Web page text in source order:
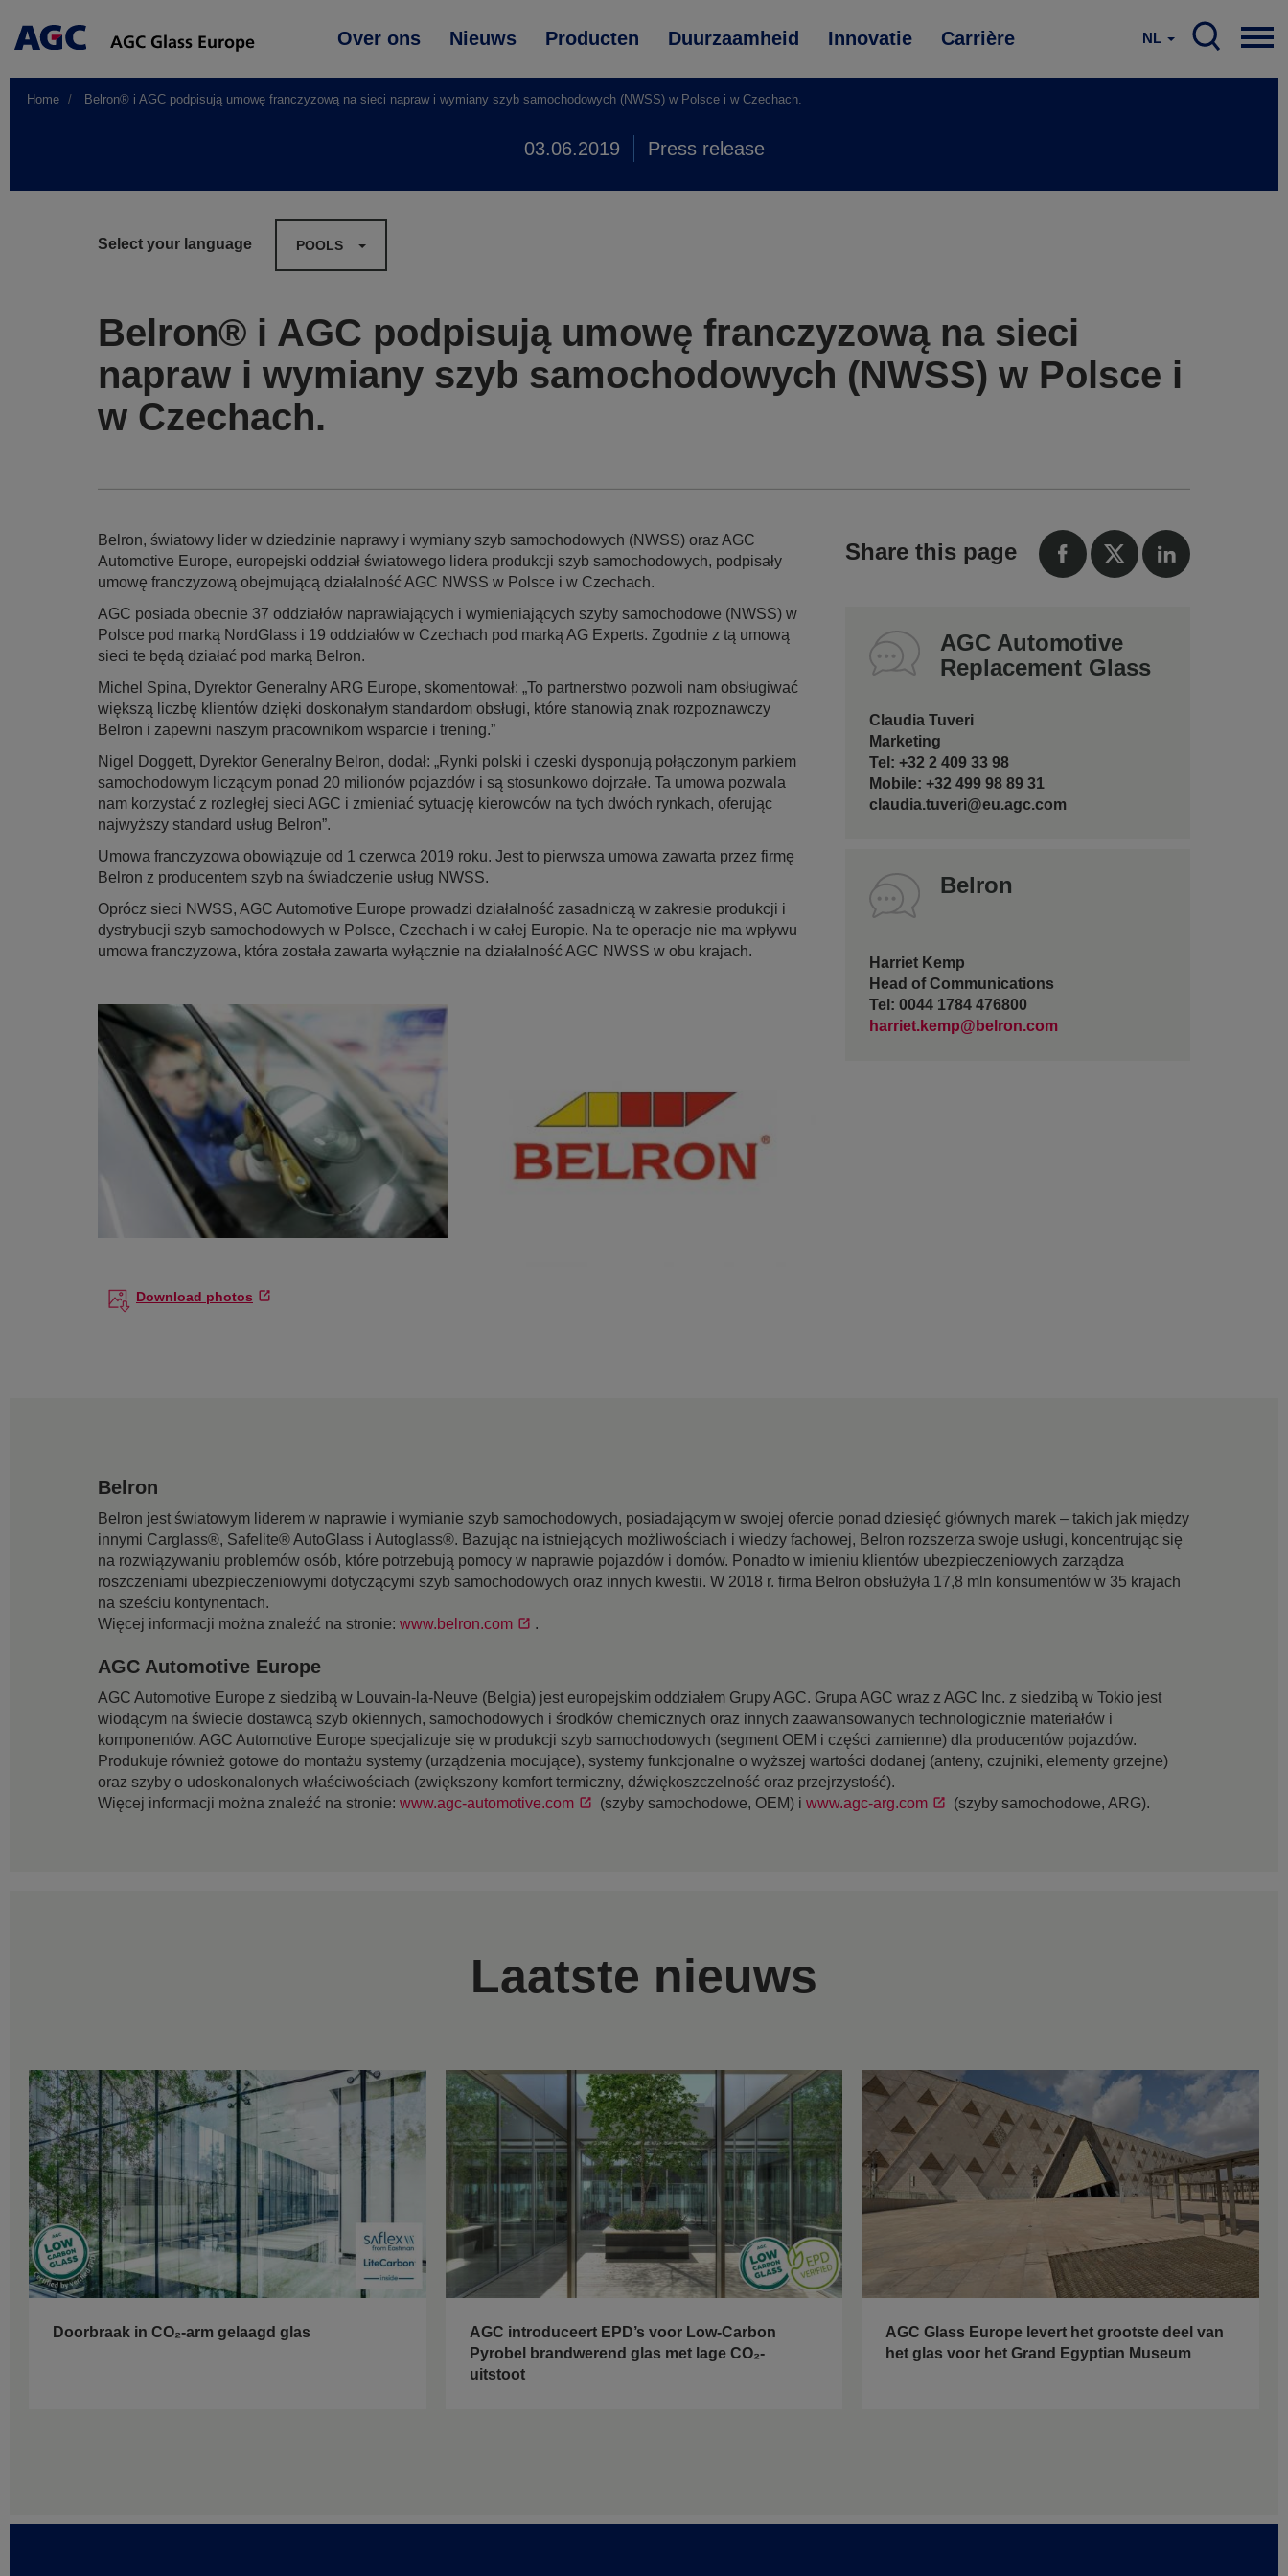
Main
Over ons Nieuws Producten Duurzaamheid Innovatie Carrière NL
Home Belron® i AGC podpisują umowę franczyzową na sieci napraw i wymiany szyb samochodowych (NWSS) w Polsce i w Czechach.
03.06.2019 Press release
Select your language POOLS
Belron® i AGC podpisują umowę franczyzową na sieci
napraw i wymiany szyb samochodowych (NWSS) w Polsce i
w Czechach.
Belron, światowy lider w dziedzinie naprawy i wymiany szyb samochodowych (NWSS) oraz AGC
Automotive Europe, europejski oddział światowego lidera produkcji szyb samochodowych, podpisały
umowę franczyzową obejmującą działalność AGC NWSS w Polsce i w Czechach.
AGC posiada obecnie 37 oddziałów naprawiających i wymieniających szyby samochodowe (NWSS) w
Polsce pod marką NordGlass i 19 oddziałów w Czechach pod marką AG Experts. Zgodnie z tą umową
sieci te będą działać pod marką Belron.
Michel Spina, Dyrektor Generalny ARG Europe, skomentował: „To partnerstwo pozwoli nam obsługiwać
większą liczbę klientów dzięki doskonałym standardom obsługi, które stanowią znak rozpoznawczy
Belron i zapewni naszym pracownikom wsparcie i trening.”
Nigel Doggett, Dyrektor Generalny Belron, dodał: „Rynki polski i czeski dysponują połączonym parkiem
samochodowym liczącym ponad 20 milionów pojazdów i są stosunkowo dojrzałe. Ta umowa pozwala
nam korzystać z rozległej sieci AGC i zmieniać sytuację kierowców na tych dwóch rynkach, oferując
najwyższy standard usług Belron”.
Umowa franczyzowa obowiązuje od 1 czerwca 2019 roku. Jest to pierwsza umowa zawarta przez firmę
Belron z producentem szyb na świadczenie usług NWSS.
Oprócz sieci NWSS, AGC Automotive Europe prowadzi działalność zasadniczą w zakresie produkcji i
dystrybucji szyb samochodowych w Polsce, Czechach i w całej Europie. Na te operacje nie ma wpływu
umowa franczyzowa, która została zawarta wyłącznie na działalność AGC NWSS w obu krajach.
Download photos
Share this page
AGC Automotive
Replacement Glass
Claudia Tuveri
Marketing
Tel: +32 2 409 33 98
Mobile: +32 499 98 89 31
claudia.tuveri@eu.agc.com
Belron
Harriet Kemp
Head of Communications
Tel: 0044 1784 476800
harriet.kemp@belron.com
Belron
Belron jest światowym liderem w naprawie i wymianie szyb samochodowych, posiadającym w swojej ofercie ponad dziesięć głównych marek – takich jak między
innymi Carglass®, Safelite® AutoGlass i Autoglass®. Bazując na istniejących możliwościach i wiedzy fachowej, Belron rozszerza swoje usługi, koncentrując się
na rozwiązywaniu problemów osób, które potrzebują pomocy w naprawie pojazdów i domów. Ponadto w imieniu klientów ubezpieczeniowych zarządza
roszczeniami ubezpieczeniowymi dotyczącymi szyb samochodowych oraz innych kwestii. W 2018 r. firma Belron obsłużyła 17,8 mln konsumentów w 35 krajach
na sześciu kontynentach.
Więcej informacji można znaleźć na stronie: www.belron.com .
AGC Automotive Europe
AGC Automotive Europe z siedzibą w Louvain-la-Neuve (Belgia) jest europejskim oddziałem Grupy AGC. Grupa AGC wraz z AGC Inc. z siedzibą w Tokio jest
wiodącym na świecie dostawcą szyb okiennych, samochodowych i środków chemicznych oraz innych zaawansowanych technologicznie materiałów i
komponentów. AGC Automotive Europe specjalizuje się w produkcji szyb samochodowych (segment OEM i części zamienne) dla producentów pojazdów.
Produkuje również gotowe do montażu systemy (urządzenia mocujące), systemy funkcjonalne o wyższej wartości dodanej (anteny, czujniki, elementy grzejne)
oraz szyby o udoskonalonych właściwościach (zwiększony komfort termiczny, dźwiękoszczelność oraz przejrzystość).
Więcej informacji można znaleźć na stronie: www.agc-automotive.com (szyby samochodowe, OEM) i www.agc-arg.com (szyby samochodowe, ARG).
Laatste nieuws
Doorbraak in CO₂-arm gelaagd glas
AGC introduceert EPD’s voor Low-Carbon
Pyrobel brandwerend glas met lage CO₂-
uitstoot
AGC Glass Europe levert het grootste deel van
het glas voor het Grand Egyptian Museum